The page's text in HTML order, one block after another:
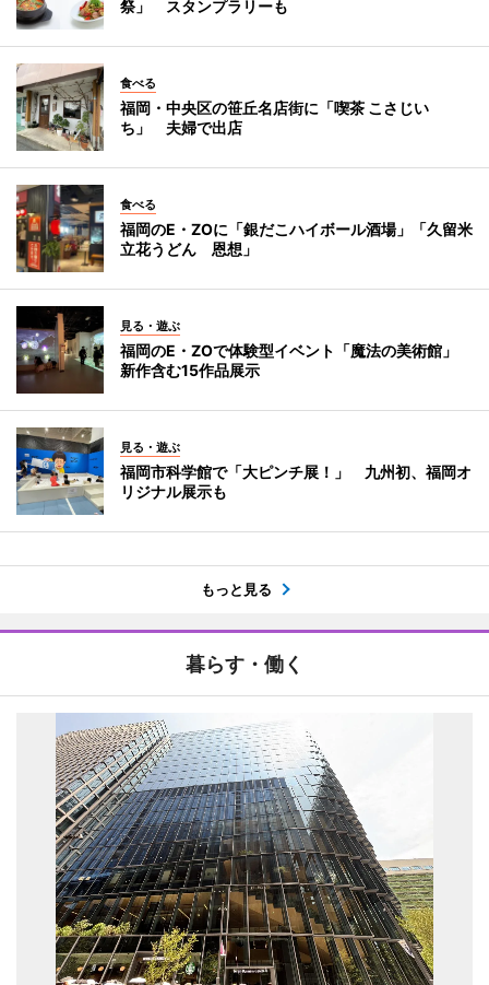
祭」 スタンプラリーも
食べる
福岡・中央区の笹丘名店街に「喫茶 こさじい
ち」 夫婦で出店
食べる
福岡のE・ZOに「銀だこハイボール酒場」「久留米
立花うどん 恩想」
見る・遊ぶ
福岡のE・ZOで体験型イベント「魔法の美術館」
新作含む15作品展示
見る・遊ぶ
福岡市科学館で「大ピンチ展！」 九州初、福岡オ
リジナル展示も
もっと見る
暮らす・働く